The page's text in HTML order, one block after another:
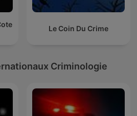
Le Coin Du Crime
Criminologie